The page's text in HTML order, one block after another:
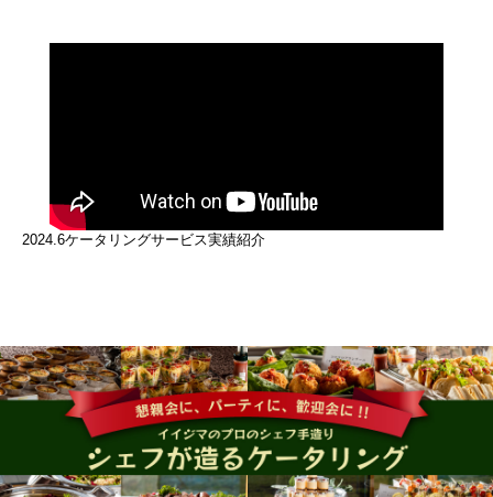
2024.6ケータリングサービス実績紹介